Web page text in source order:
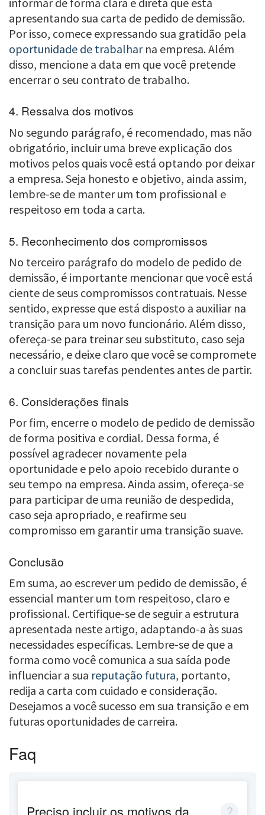
apresentando sua carta de pedido de demissão.
Por isso, comece expressando sua gratidão pela
oportunidade de trabalharna empresa. Além
disso, mencione a data em que você pretende
encerrar o seu contrato de trabalho.
4. Ressalva dos motivos
No segundo parágrafo, é recomendado, mas não
obrigatório, incluir uma breve explicação dos
motivos pelos quais você está optando por deixar
a empresa. Seja honesto e objetivo, ainda assim,
lembre-se de manter um tom profissional e
respeitoso em toda a carta.
5. Reconhecimento dos compromissos
No terceiro parágrafo do modelo de pedido de
demissão, é importante mencionar que você está
ciente de seus compromissos contratuais. Nesse
sentido, expresse que está disposto a auxiliar na
transição para um novo funcionário. Além disso,
ofereça-se para treinar seu substituto, caso seja
necessário, e deixe claro que você se compromete
a concluir suas tarefas pendentes antes de partir.
6. Considerações finais
Por fim, encerre o modelo de pedido de demissão
de forma positiva e cordial. Dessa forma, é
possível agradecer novamente pela
oportunidade e pelo apoio recebido durante o
seu tempo na empresa. Ainda assim, ofereça-se
para participar de uma reunião de despedida,
caso seja apropriado, e reafirme seu
compromisso em garantir uma transição suave.
Conclusão
Em suma, ao escrever um pedido de demissão, é
essencial manter um tom respeitoso, claro e
profissional. Certifique-se de seguir a estrutura
apresentada neste artigo, adaptando-a às suas
necessidades específicas. Lembre-se de que a
forma como você comunica a sua saída pode
influenciar a sua reputação futura, portanto,
redija a carta com cuidado e consideração.
Desejamos a você sucesso em sua transição e em
futuras oportunidades de carreira.
Faq
Preciso incluir os motivos da